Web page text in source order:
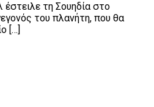
τη Σουηδία στο
του πλανήτη, που θα
[…]